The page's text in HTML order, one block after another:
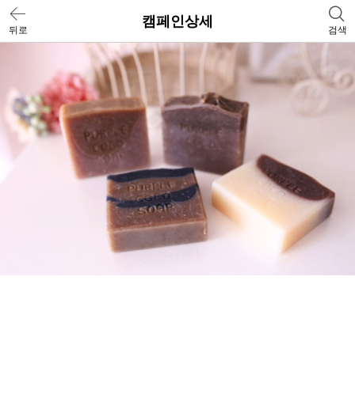
뒤로
캠페인상세
검색